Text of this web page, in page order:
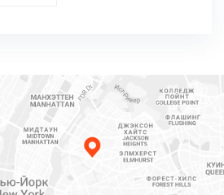
Béthemont-la-Forêt
Bezons
Boisemont